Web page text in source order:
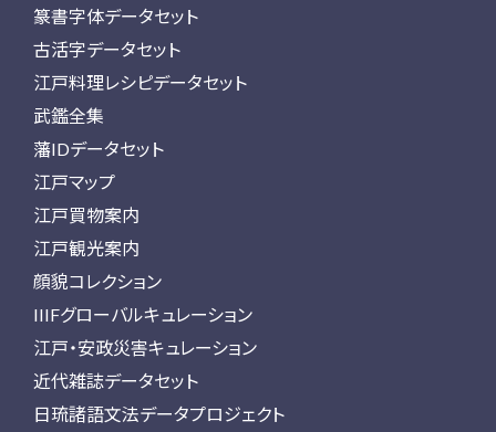
篆書字体データセット
古活字データセット
江戸料理レシピデータセット
武鑑全集
藩IDデータセット
江戸マップ
江戸買物案内
江戸観光案内
顔貌コレクション
IIIFグローバルキュレーション
江戸・安政災害キュレーション
近代雑誌データセット
日琉諸語文法データプロジェクト